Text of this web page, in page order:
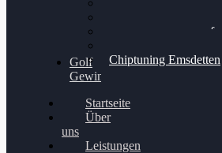
Chiptuning Schüttorf
Chiptuning Emsdetten
Golf
Gewinnspiel
Startseite
Über
uns
Leistungen